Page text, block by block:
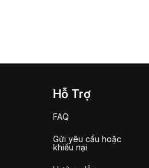
Hỗ Trợ
FAQ
Gửi yêu cầu hoặc
khiếu nại